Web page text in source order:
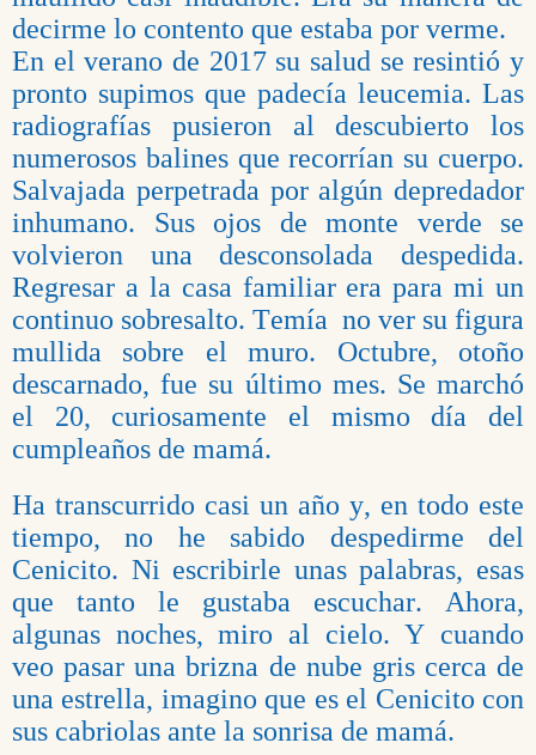
decirme lo contento que estaba por verme.
En el verano de 2017 su salud se resintió y
pronto supimos que padecía leucemia. Las
radiografías pusieron al descubierto los
numerosos balines que recorrían su cuerpo.
Salvajada perpetrada por algún depredador
inhumano. Sus ojos de monte verde se
volvieron una desconsolada despedida.
Regresar a la casa familiar era para mi un
continuo sobresalto. Temía no ver su figura
mullida sobre el muro. Octubre, otoño
descarnado, fue su último mes. Se marchó
el 20, curiosamente el mismo día del
cumpleaños de mamá.
Ha transcurrido casi un año y, en todo este
tiempo, no he sabido despedirme del
Cenicito. Ni escribirle unas palabras, esas
que tanto le gustaba escuchar. Ahora,
algunas noches, miro al cielo. Y cuando
veo pasar una brizna de nube gris cerca de
una estrella, imagino que es el Cenicito con
sus cabriolas ante la sonrisa de mamá.